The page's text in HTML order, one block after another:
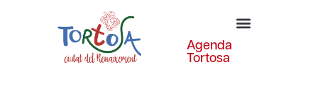
Agenda
Tortosa